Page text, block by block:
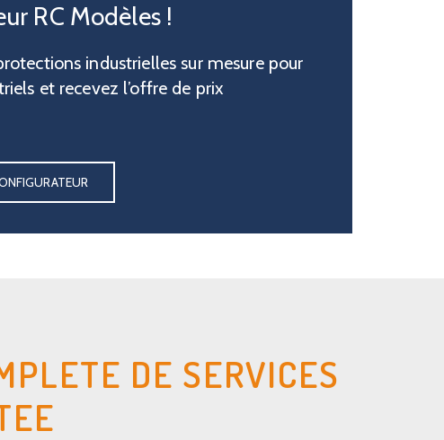
RC Modèles !
industrielles sur mesure pour
et recevez l’offre de prix
DE SERVICES